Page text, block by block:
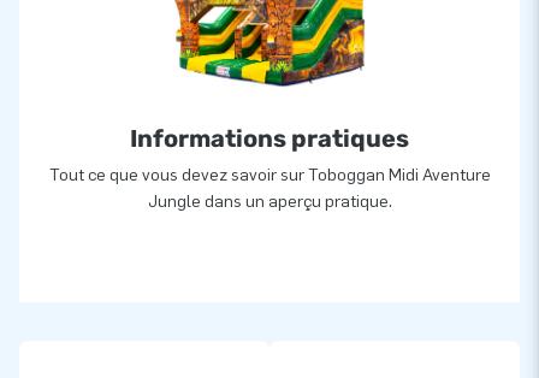
Informations pratiques
Tout ce que vous devez savoir sur Toboggan Midi Aventure
Jungle dans un aperçu pratique.